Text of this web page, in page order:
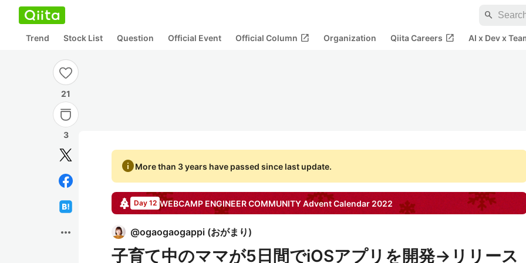
search
Trend Stock List Question Official Event Official Column open_in_new Organization Qiita Careers open_in_new AI x Dev x
21
3
more_horiz
infoMore than 3 years have passed since last update.
Day 12 WEBCAMP ENGINEER COMMUNITYAdvent Calendar 2022
@ogaogaogappi (おがまり)
子育て中のママが5日間でiOSアプリを開発→リリース